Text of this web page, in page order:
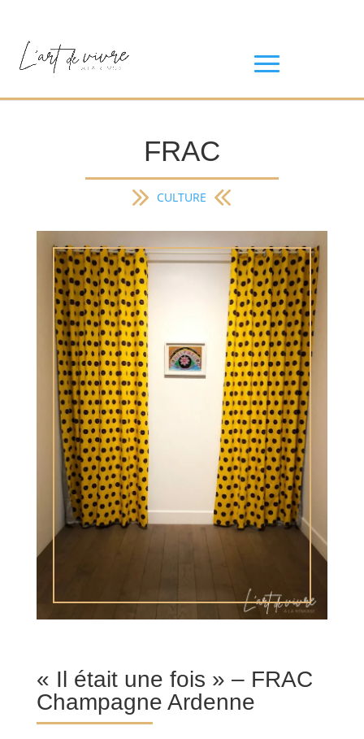
FRAC
CULTURE
« Il était une fois » – FRAC
Champagne Ardenne